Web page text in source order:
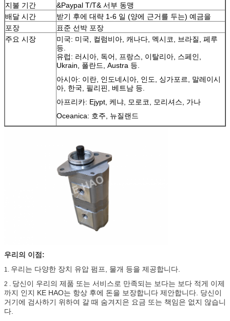
지불 기간
&Paypal T/T& 서부 동맹
배달 시간
받기 후에 대략 1-6 일 (양에 근거를 두는) 예금을
포장
표준 선박 포장
주요 시장
미국: 미국, 컬럼비아, 캐나다, 멕시코, 브라질, 페루
등.
유럽: 러시아, 독어, 프랑스, 이탈리아, 스페인,
Ukrain, 폴란드, Austra 등.
아시아: 이란, 인도네시아, 인도, 싱가포르, 말레이시
아, 한국, 필리핀, 베트남 등.
아프리카: Ejypt, 케냐, 모로코, 모리셔스, 가나
Oceanica: 호주, 뉴질랜드
우리의 이점:
1. 우리는 다양한 장치 유압 펌프, 물개 등을 제공합니다.
2 . 당신이 우리의 제품 또는 서비스로 만족되는 보다는 보다 적게 이제
까지 인지 KE HAO는 항상 후에 돈을 보장합니다 제안합니다. 당신이
거기에 검사하기 위하여 갈 때 숨겨지은 요금 또는 책임은 없지 않습니
다.